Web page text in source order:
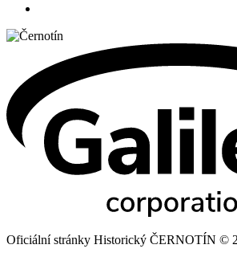
Oficiální stránky Historický ČERNOTÍN ©